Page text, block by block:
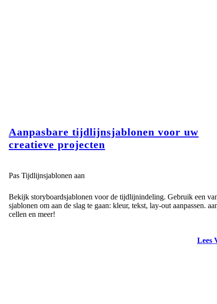
Aanpasbare tijdlijnsjablonen voor uw
creatieve projecten
Pas Tijdlijnsjablonen aan
Bekijk storyboardsjablonen voor de tijdlijnindeling. Gebruik een
sjablonen om aan de slag te gaan: kleur, tekst, lay-out aanpassen.
cellen en meer!
Lees